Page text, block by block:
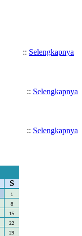
:: Selengkapnya
:: Selengkapnya
:: Selengkapnya
S
1
8
15
22
29